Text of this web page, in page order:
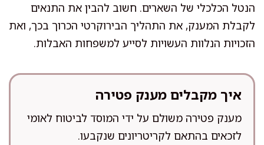
הנטל הכלכלי של השארים. חשוב להבין את התנאים
לקבלת המענק, את התהליך הבירוקרטי הכרוך בכך, ואת
הזכויות הנלוות העשויות לסייע למשפחות האבלות.
איך מקבלים מענק פטירה
מענק פטירה משולם על ידי המוסד לביטוח לאומי
לזכאים בהתאם לקריטריונים שנקבעו.